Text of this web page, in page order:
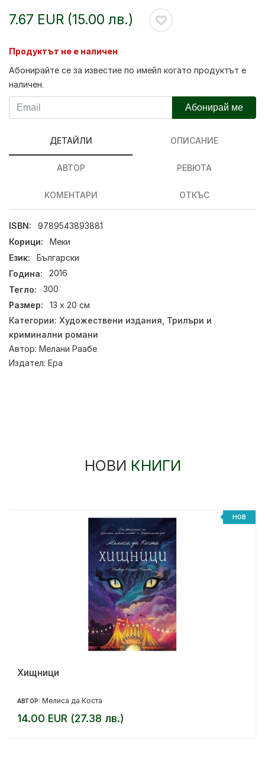
7.67 EUR (15.00 лв.)
Продуктът не е наличен
Абонирайте се за известие по имейл когато продуктът е
наличен.
Абонирай ме
ДЕТАЙЛИ ОПИСАНИЕ
АВТОР РЕВЮТА
КОМЕНТАРИ ОТКЪС
ISBN:
9789543893881
Корици:
Меки
Език:
Български
Година:
2016
Тегло:
300
Размер:
13 x 20 см
Категории: Художествени издания Трилъри и
криминални романи
Автор: Мелани Раабе
Издател: Ера
НОВИ КНИГИ
НОВ
Хищници
АВТОР: Мелиса да Коста
14.00 EUR (27.38 лв.)